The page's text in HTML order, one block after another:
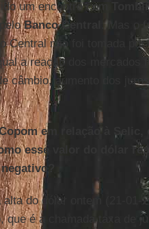
um encontro com
Banco Central
. Mas o
Central não foi tomada por
a reação dos mercados
câmbio, aumento dos
em relação à
esse valor do dólar
do dólar ontem (21-01-
é a chamada taxa de